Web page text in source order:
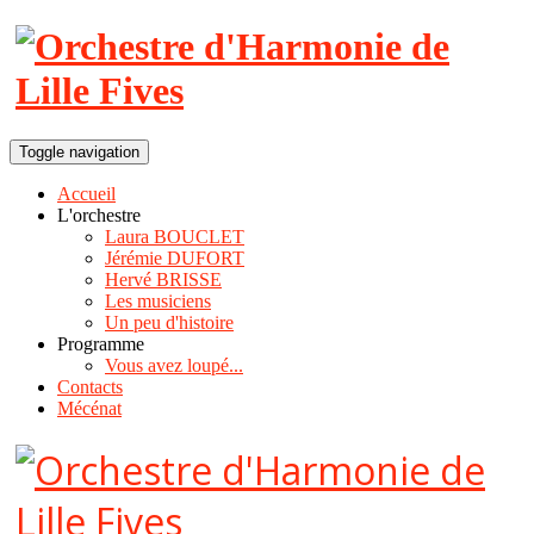
Toggle navigation
Accueil
L'orchestre
Laura BOUCLET
Jérémie DUFORT
Hervé BRISSE
Les musiciens
Un peu d'histoire
Programme
Vous avez loupé...
Contacts
Mécénat